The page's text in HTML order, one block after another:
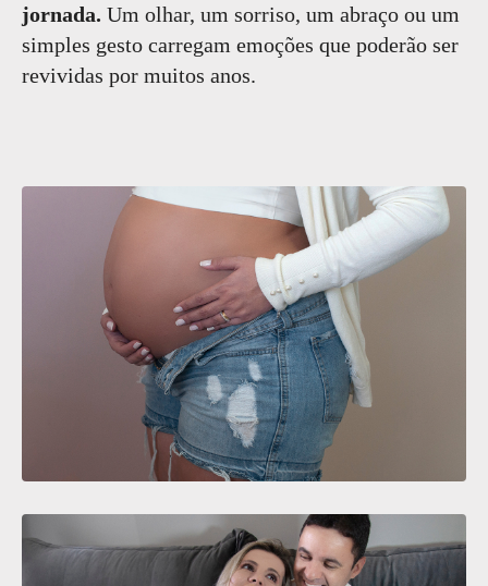
jornada. Um olhar, um sorriso, um abraço ou um
simples gesto carregam emoções que poderão ser
revividas por muitos anos.